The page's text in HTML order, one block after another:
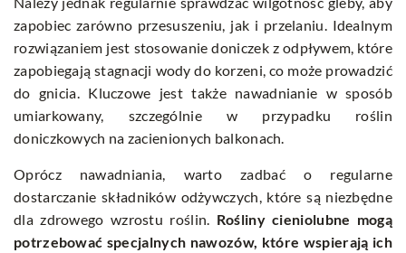
zapobiec zarówno przesuszeniu, jak i przelaniu. Idealnym
rozwiązaniem jest stosowanie doniczek z odpływem, które
zapobiegają stagnacji wody do korzeni, co może prowadzić
do gnicia. Kluczowe jest także nawadnianie w sposób
umiarkowany, szczególnie w przypadku roślin
doniczkowych na zacienionych balkonach.
Oprócz nawadniania, warto zadbać o regularne
dostarczanie składników odżywczych, które są niezbędne
dla zdrowego wzrostu roślin. Rośliny cieniolubne mogą
potrzebować specjalnych nawozów, które wspierają ich